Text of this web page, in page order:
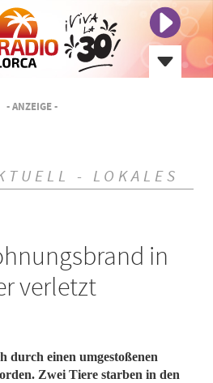
- ANZEIGE -
- LOKALES
in
verletzt
durch einen umgestoßenen
Zwei Tiere starben in den